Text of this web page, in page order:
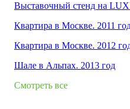
Выставочный стенд на
Квартира в Москве. 2011
Квартира в Москве. 2012
Шале в Альпах. 2013 год
Смотреть все